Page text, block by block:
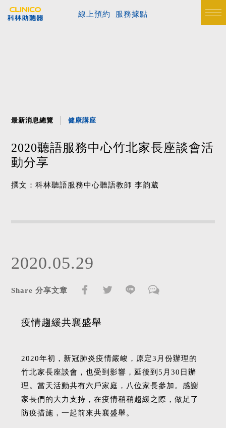
線上預約 服務據點
最新消息總覽 健康講座
2020聽語服務中心竹北家長座談會活
動分享
撰文：科林聽語服務中心聽語教師 李韵葳
2020.05.29
Share 分享文章
疫情趨緩共襄盛舉
2020年初，新冠肺炎疫情嚴峻，原定3月份辦理的
竹北家長座談會，也受到影響，延後到5月30日辦
理。當天活動共有六戶家庭，八位家長參加。感謝
家長們的大力支持，在疫情稍稍趨緩之際，做足了
防疫措施，一起前來共襄盛舉。